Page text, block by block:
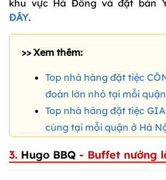
khu vực Hà Đông và đặt bàn
ĐÂY.
>> Xem thêm:
Top nhà hàng đặt tiệc
đoàn lớn nhỏ tại mỗi
Top nhà hàng đặt tiệc
cúng tại mỗi quận ở Hà
3. Hugo BBQ - Buffet nướng